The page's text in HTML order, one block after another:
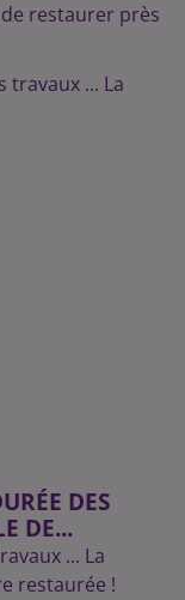
restaurer près
DES
DE...
... La
restaurée !